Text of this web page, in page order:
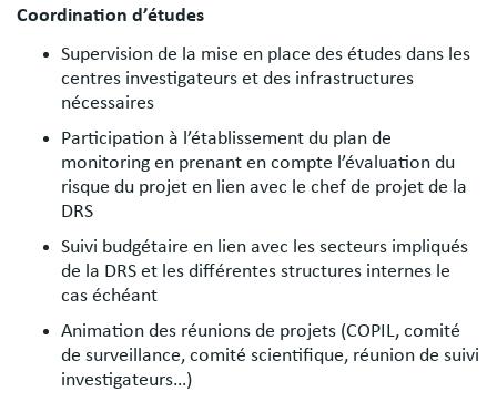
Coordination d’études
Supervision de la mise en place des études dans les
centres investigateurs et des infrastructures
nécessaires
Participation à l’établissement du plan de
monitoring en prenant en compte l’évaluation du
risque du projet en lien avec le chef de projet de la
DRS
Suivi budgétaire en lien avec les secteurs impliqués
de la DRS et les différentes structures internes le
cas échéant
Animation des réunions de projets (COPIL, comité
de surveillance, comité scientifique, réunion de suivi
investigateurs…)